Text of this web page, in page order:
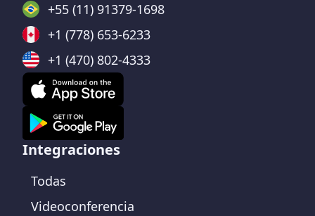
+55 (11) 91379-1698
+1 (778) 653-6233
+1 (470) 802-4333
Integraciones
Todas
Videoconferencia